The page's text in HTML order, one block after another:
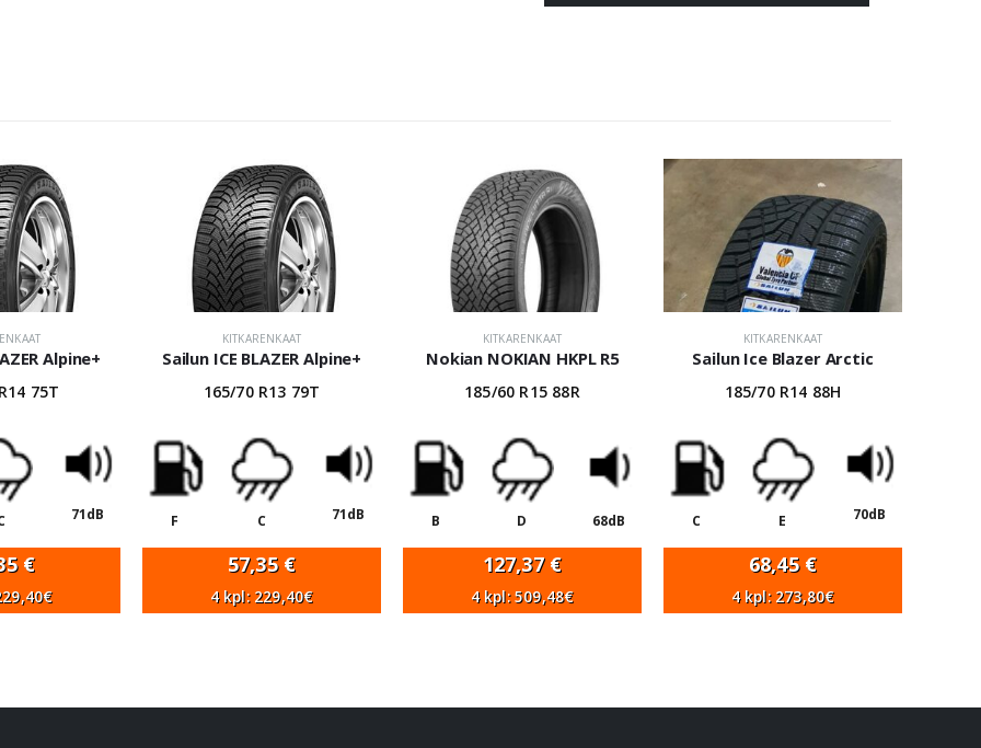
Alpine+
75T
71dB
€
KITKARENKAAT
Sailun ICE BLAZER Alpine+
165/70 R13 79T
F C 71dB
57,35 €
4 kpl: 229,40€
KITKARENKAAT
Nokian NOKIAN HKPL R5
185/60 R15 88R
B D 68dB
127,37 €
4 kpl: 509,48€
KITKARENKAAT
Sailun Ice Blazer Arctic
185/70 R14 88H
C E 70dB
68,45 €
4 kpl: 273,80€